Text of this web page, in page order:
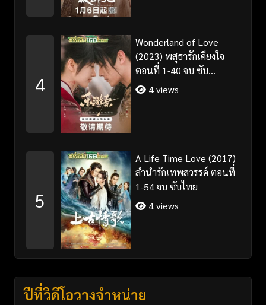
4
Wonderland of Love
(2023) พสุธารักเคียงใจ
ตอนที่ 1-40 จบ ซับ
ไทย+พากย์ไทย
4 views
5
A Life Time Love (2017)
ลำนำรักเทพสวรรค์ ตอนที่
1-54 จบ ซับไทย
4 views
ปีที่วิดีโอวางจำหน่าย